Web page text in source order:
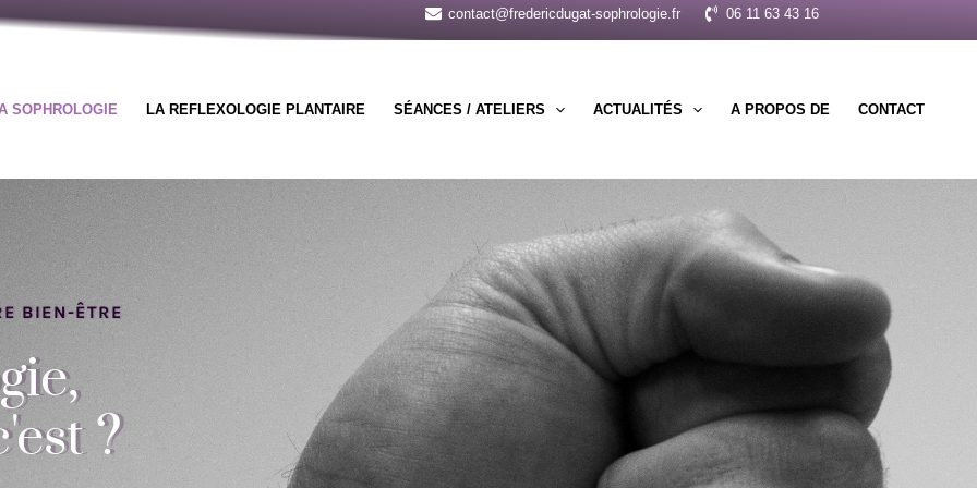
contact@fredericdugat-sophrologie.fr 06 11 63 43 16
SOPHROLOGIE LA REFLEXOLOGIE PLANTAIRE SÉANCES / ATELIERS ACTUALITÉS A PROPOS DE CONTACT
BIEN-ÊTRE
?